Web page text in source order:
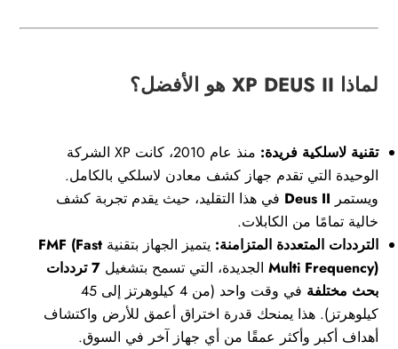
لماذا XP DEUS II هو الأفضل؟
تقنية لاسلكية فريدة:
منذ عام 2010، كانت XP الشركة
الوحيدة التي تقدم جهاز كشف معادن لاسلكي بالكامل.
ويستمر Deus II في هذا التقليد، حيث يقدم تجربة كشف
خالية تمامًا من الكابلات.
الترددات المتعددة المتزامنة: يتميز الجهاز بتقنيةFMF (Fast
Multi Frequency) الجديدة، التي تسمح بتشغيل 7 ترددات
بحث مختلفة
في وقت واحد (من 4 كيلوهرتز إلى 45
كيلوهرتز). هذا يمنحك قدرة اختراق أعمق للأرض واكتشاف
أهداف أكبر وأكثر عمقًا من أي جهاز آخر في السوق.